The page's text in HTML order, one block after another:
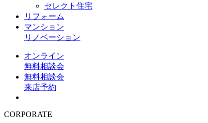
セレクト住宅
リフォーム
マンション
リノベーション
オンライン
無料相談会
無料相談会
来店予約
CORPORATE